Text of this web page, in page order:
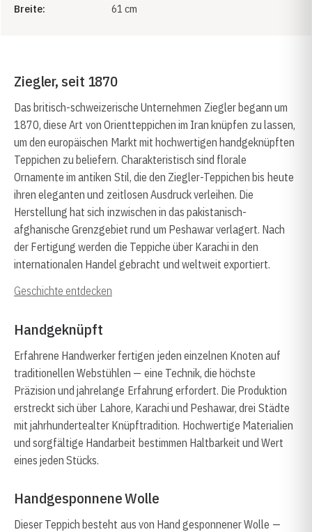
Breite:
61 cm
Ziegler, seit 1870
Das britisch-schweizerische Unternehmen Ziegler begann um
1870, diese Art von Orientteppichen im Iran knüpfen zu lassen,
um den europäischen Markt mit hochwertigen handgeknüpften
Teppichen zu beliefern. Charakteristisch sind florale
Ornamente im antiken Stil, die den Ziegler-Teppichen bis heute
ihren eleganten und zeitlosen Ausdruck verleihen. Die
Herstellung hat sich inzwischen in das pakistanisch-
afghanische Grenzgebiet rund um Peshawar verlagert. Nach
der Fertigung werden die Teppiche über Karachi in den
internationalen Handel gebracht und weltweit exportiert.
Geschichte entdecken
Handgeknüpft
Erfahrene Handwerker fertigen jeden einzelnen Knoten auf
traditionellen Webstühlen — eine Technik, die höchste
Präzision und jahrelange Erfahrung erfordert. Die Produktion
erstreckt sich über Lahore, Karachi und Peshawar, drei Städte
mit jahrhundertealter Knüpftradition. Hochwertige Materialien
und sorgfältige Handarbeit bestimmen Haltbarkeit und Wert
eines jeden Stücks.
Handgesponnene Wolle
Dieser Teppich besteht aus von Hand gesponnener Wolle —